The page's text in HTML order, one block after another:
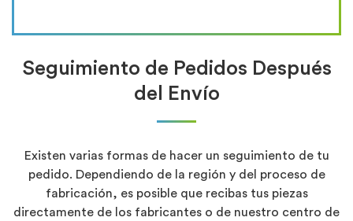
Seguimiento de Pedidos Después
del Envío
Existen varias formas de hacer un seguimiento de tu
pedido. Dependiendo de la región y del proceso de
fabricación, es posible que recibas tus piezas
directamente de los fabricantes o de nuestro centro de